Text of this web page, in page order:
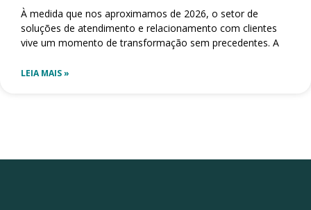
À medida que nos aproximamos de 2026, o setor de
soluções de atendimento e relacionamento com clientes
vive um momento de transformação sem precedentes. A
LEIA MAIS »